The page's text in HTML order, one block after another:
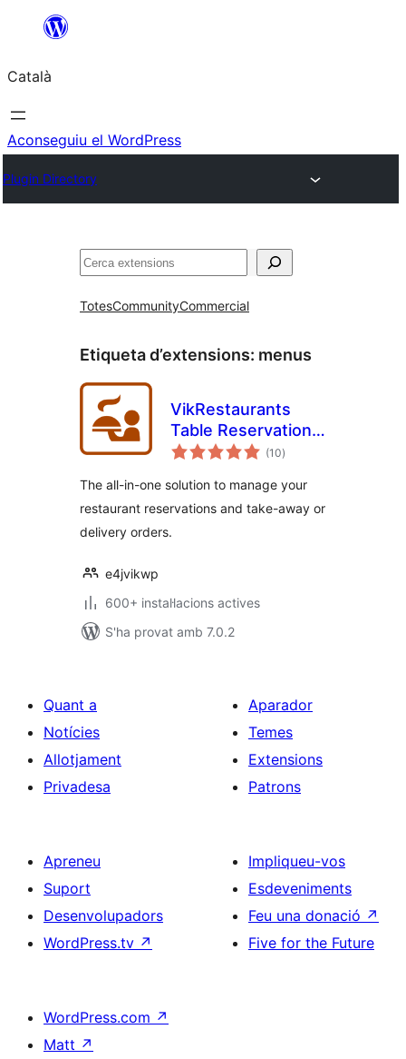
contingut
Català
Aconseguiu el WordPress
Plugin Directory
Cerca
TotesCommunityCommercial
Etiqueta d’extensions: menus
VikRestaurants
Table Reservations
and Take-Away
(10puntuacions
totals
)
The all-in-one solution to manage your
restaurant reservations and take-away or
delivery orders.
e4jvikwp
600+ instal·lacions actives
S'ha provat amb 7.0.2
Quant a
Notícies
Allotjament
Privadesa
Aparador
Temes
Extensions
Patrons
Apreneu
Suport
Desenvolupadors
WordPress.tv ↗
Impliqueu-vos
Esdeveniments
Feu una donació ↗
Five for the Future
WordPress.com ↗
Matt ↗